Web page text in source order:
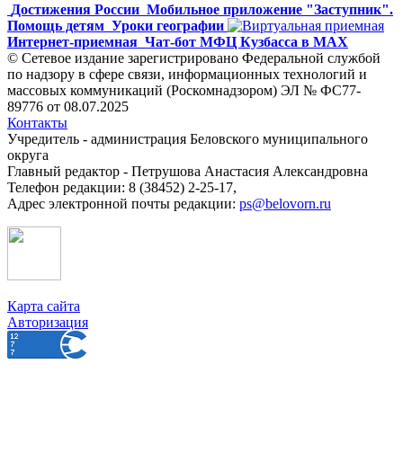
Достижения России Мобильное приложение "Заступник".
Помощь детям Уроки географии
Интернет-приемная Чат-бот МФЦ Кузбасса в MAX
© Сетевое издание зарегистрировано Федеральной службой
по надзору в сфере связи, информационных технологий и
массовых коммуникаций (Роскомнадзором) ЭЛ № ФС77-
89776 от 08.07.2025
Контакты
Учредитель - администрация Беловского муниципального
округа
Главный редактор - Петрушова Анастасия Александровна
Телефон редакции: 8 (38452) 2-25-17,
Адрес электронной почты редакции: ps@belovorn.ru
Карта сайта
Авторизация